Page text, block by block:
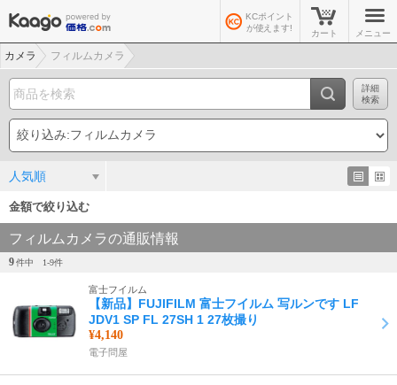
KCポイント
が使えます!
カート メニュー
カメラ フィルムカメラ
詳細
検索
人気順
金額で絞り込む
フィルムカメラの通販情報
9件中 1-9件
富士フイルム
【新品】FUJIFILM 富士フイルム 写ルンです LF
JDV1 SP FL 27SH 1 27枚撮り
¥4,140
電子問屋